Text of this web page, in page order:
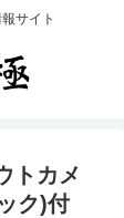
サイト
トカメ
ク)付